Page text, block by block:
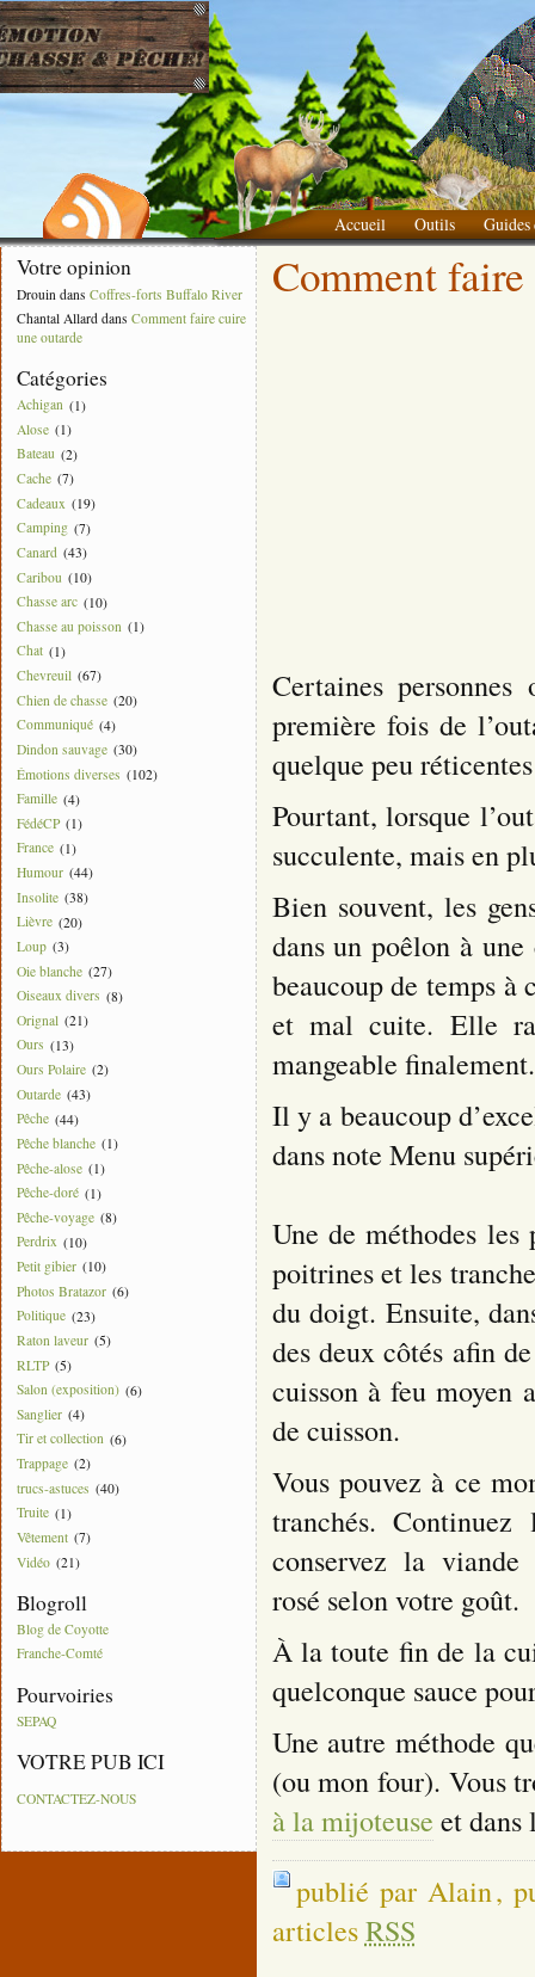
Accueil Outils
Guides
Liste des choses à apporter
Votre opinion
Drouin dans Coffres-forts Buffalo River
Chantal Allarddans Comment faire cuire
une outarde
Catégories
Achigan (1)
Alose (1)
Bateau (2)
Cache (7)
Cadeaux (19)
Camping (7)
Canard (43)
Caribou (10)
Chasse arc (10)
Chasse au poisson (1)
Chat (1)
Chevreuil (67)
Chien de chasse (20)
Communiqué (4)
Dindon sauvage (30)
Émotions diverses (102)
Famille (4)
FédéCP (1)
France (1)
Humour (44)
Insolite (38)
Lièvre (20)
Loup (3)
Oie blanche (27)
Oiseaux divers (8)
Orignal (21)
Ours (13)
Ours Polaire (2)
Outarde (43)
Pêche (44)
Pêche blanche (1)
Pêche-alose (1)
Pêche-doré (1)
Pêche-voyage (8)
Perdrix (10)
Petit gibier (10)
Photos Bratazor (6)
Politique (23)
Raton laveur (5)
RLTP (5)
Salon (exposition) (6)
Sanglier (4)
Tir et collection (6)
Trappage (2)
trucs-astuces (40)
Truite (1)
Vêtement (7)
Vidéo (21)
Blogroll
Blog de Coyotte
Franche-Comté
Pourvoiries
SEPAQ
VOTRE PUB ICI
CONTACTEZ-NOUS
Comment
Certaines
première fois de
quelque peu
Pourtant, lorsque
succulente, mais en
Bien souvent, les
dans un poêlon à
beaucoup de temps
et mal cuite. Elle
mangeable finalement.
Il y a beaucoup
dans note Menu
Une de méthodes les
poitrines et les
du doigt. Ensuite,
des deux côtés afin
cuisson à feu moyen
de cuisson.
Vous pouvez à ce
tranchés.
conservez la viande
rosé selon votre goût.
À la toute fin de la
quelconque sauce
Une autre méthode
(ou mon four). Vous
à la mijoteuse et
publié par Alain,
articlesRSS